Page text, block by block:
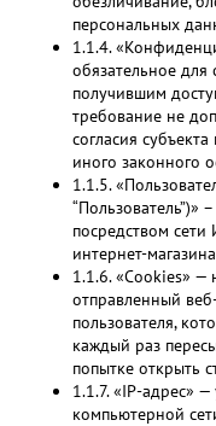
персональных
1.1.4.
обязательное
получившим
требование не
согласия
иного законного
1.1.5.
“Пользователь”)»
посредством
интернет-
1.1.6. «Cookies»
отправленный
пользователя,
каждый раз
попытке открыть
1.1.7. «IP-адрес»
компьютерной